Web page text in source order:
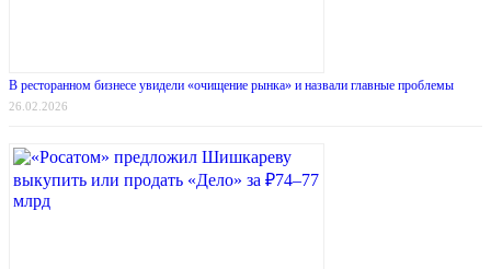
В ресторанном бизнесе увидели «очищение рынка» и назвали главные проблемы
26.02.2026